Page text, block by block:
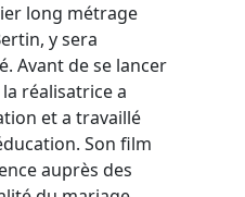
long métrage
y sera
Avant de se lancer
réalisatrice a
et a travaillé
Son film
auprès des